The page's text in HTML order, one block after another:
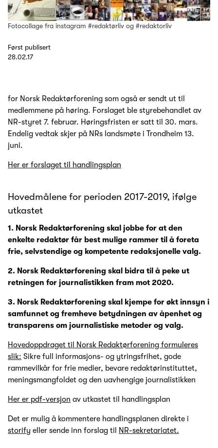
Fotocollage fra instagram #redaktørliv og #redaktorliv
Først publisert
28.02.17
for Norsk Redaktørforening som også er sendt ut til
medlemmene på høring. Forslaget ble styrebehandlet av
NR-styret 7. februar. Høringsfristen er satt til 30. mars.
Endelig vedtak skjer på NRs landsmøte i Trondheim 13.
juni.
Her er forslaget til handlingsplan
Hovedmålene for perioden 2017-2019, ifølge
utkastet
1. Norsk Redaktørforening skal jobbe for at den
enkelte redaktør får best mulige rammer til å foreta
frie, selvstendige og kompetente redaksjonelle valg.
2. Norsk Redaktørforening skal bidra til å peke ut
retningen for journalistikken fram mot 2020.
3. Norsk Redaktørforening skal kjempe for økt innsyn i
samfunnet og fremheve betydningen av åpenhet og
transparens om journalistiske metoder og valg.
Hovedoppdraget til Norsk Redaktørforening formuleres
slik: Sikre full informasjons- og ytringsfrihet, gode
rammevilkår for frie medier, bevare redaktørinstituttet,
meningsmangfoldet og den uavhengige journalistikken
Her er pdf-versjon av utkastet til handlingsplan
Det er mulig å kommentere handlingsplanen direkte i
storify eller sende inn forslag til NR-sekretariatet.